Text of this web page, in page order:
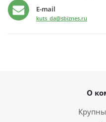
E-mail
kuts_da@sbiznes.ru
О